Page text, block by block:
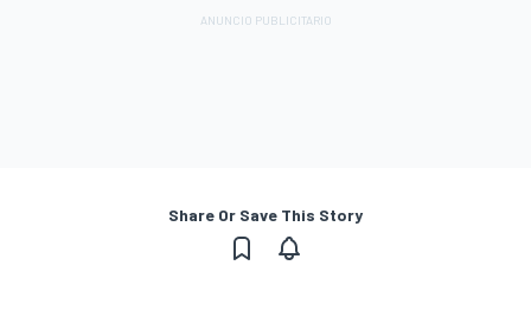
Share Or Save This Story